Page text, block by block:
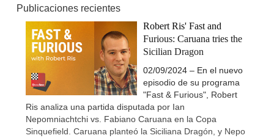
Publicaciones recientes
Robert Ris' Fast and
Furious: Caruana tries the
Sicilian Dragon
02/09/2024 – En el nuevo
episodio de su programa
"Fast & Furious", Robert
Ris analiza una partida disputada por Ian
Nepomniachtchi vs. Fabiano Caruana en la Copa
Sinquefield. Caruana planteó la Siciliana Dragón, y Nepo